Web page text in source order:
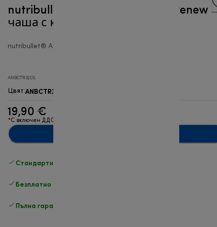
nutribullet Ultra 900 мл Tritan Renew
чаша с капак за из път
nutribullet® Accessories Blender
ANBCTR32DL
Цвят:ANBCTR32DL
19,90 €
*С включен ДДС
Стандартна безплатна доставка
Безплатно връщане
Пълна гаранция от производителя